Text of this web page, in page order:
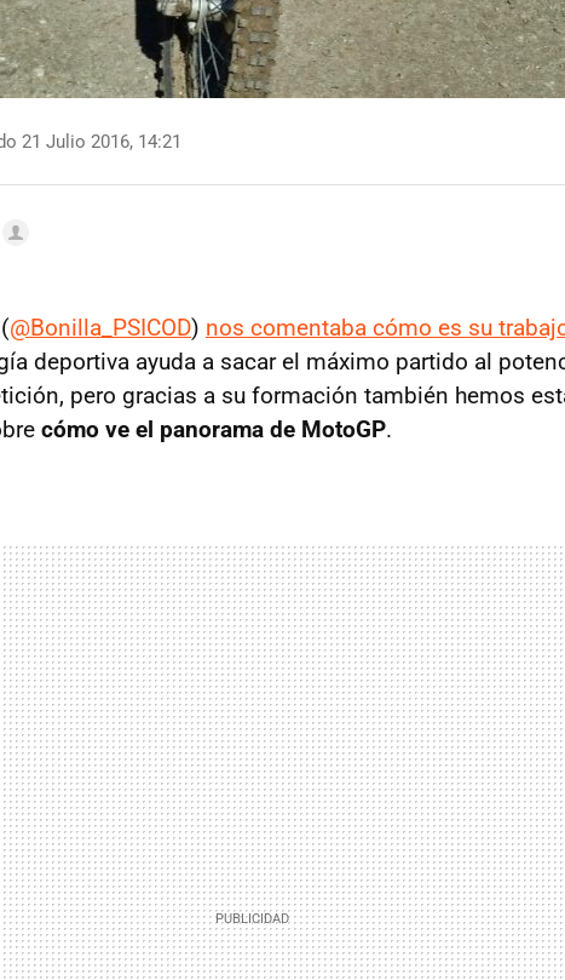
21 Julio 2016, 14:21
@Bonilla_PSICOD) nos comentaba cómo es su
deportiva ayuda a sacar el máximo partido al
pero gracias a su formación también hemos
cómo ve el panorama de MotoGP.